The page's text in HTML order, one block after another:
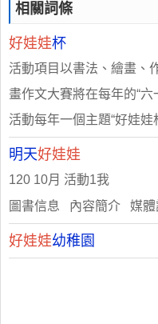
相關詞條
好娃娃杯
活動項目以書法、繪畫、
畫作文大賽將在每年的“六
活動每年一個主題“好娃娃
明天好娃娃
120 10月 活動1我
圖書信息 內容簡介 媒
好娃娃幼稚園